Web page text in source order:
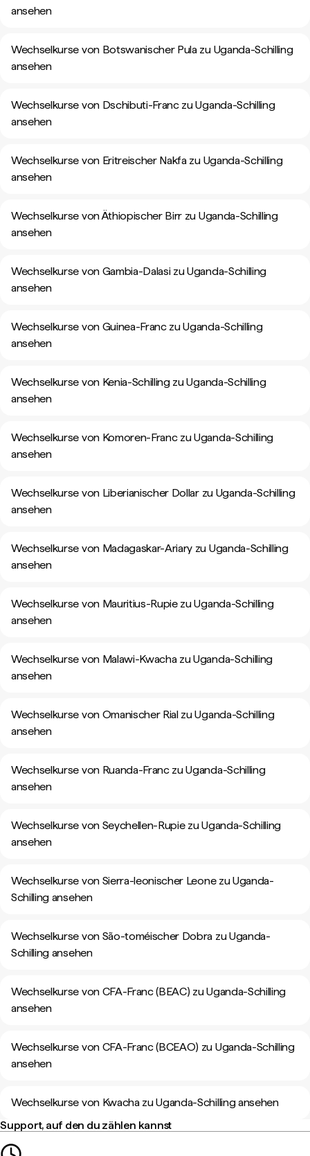
ansehen
Wechselkurse von Botswanischer Pula zu Uganda-Schilling
ansehen
Wechselkurse von Dschibuti-Franc zu Uganda-Schilling
ansehen
Wechselkurse von Eritreischer Nakfa zu Uganda-Schilling
ansehen
Wechselkurse von Äthiopischer Birr zu Uganda-Schilling
ansehen
Wechselkurse von Gambia-Dalasi zu Uganda-Schilling
ansehen
Wechselkurse von Guinea-Franc zu Uganda-Schilling
ansehen
Wechselkurse von Kenia-Schilling zu Uganda-Schilling
ansehen
Wechselkurse von Komoren-Franc zu Uganda-Schilling
ansehen
Wechselkurse von Liberianischer Dollar zu Uganda-Schilling
ansehen
Wechselkurse von Madagaskar-Ariary zu Uganda-Schilling
ansehen
Wechselkurse von Mauritius-Rupie zu Uganda-Schilling
ansehen
Wechselkurse von Malawi-Kwacha zu Uganda-Schilling
ansehen
Wechselkurse von Omanischer Rial zu Uganda-Schilling
ansehen
Wechselkurse von Ruanda-Franc zu Uganda-Schilling
ansehen
Wechselkurse von Seychellen-Rupie zu Uganda-Schilling
ansehen
Wechselkurse von Sierra-leonischer Leone zu Uganda-
Schilling ansehen
Wechselkurse von São-toméischer Dobra zu Uganda-
Schilling ansehen
Wechselkurse von CFA-Franc (BEAC) zu Uganda-Schilling
ansehen
Wechselkurse von CFA-Franc (BCEAO) zu Uganda-Schilling
ansehen
Wechselkurse von Kwacha zu Uganda-Schilling ansehen
Support, auf den du zählen kannst